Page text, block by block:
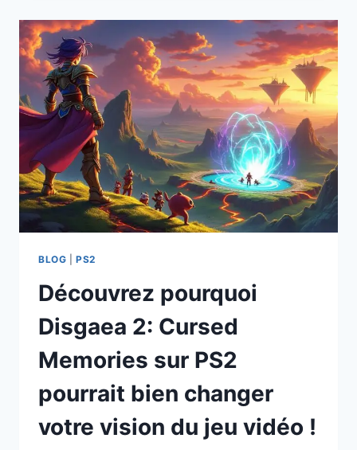
DE
SUIKODEN
SUR
PS2
QUI
VA
BOULEVERSER
VOTRE
EXPÉRIENCE
DE
JEU
!
BLOG |PS2
Découvrez pourquoi
Disgaea 2: Cursed
Memories sur PS2
pourrait bien changer
votre vision du jeu vidéo !